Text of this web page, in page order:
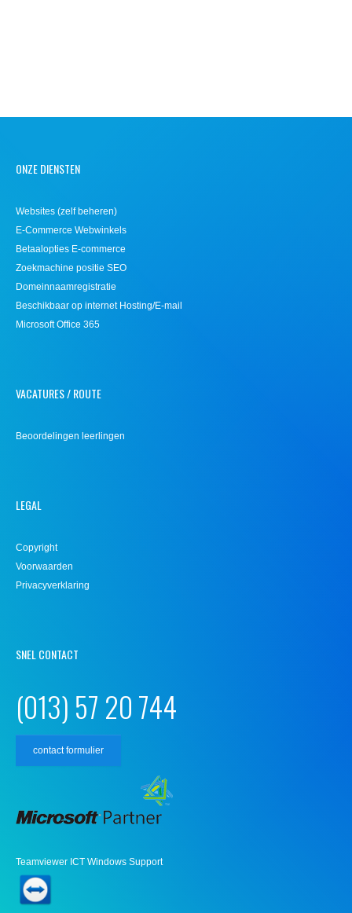
ONZE DIENSTEN
Websites (zelf beheren)
E-Commerce Webwinkels
Betaalopties E-commerce
Zoekmachine positie SEO
Domeinnaamregistratie
Beschikbaar op internet Hosting/E-mail
Microsoft Office 365
VACATURES / ROUTE
Beoordelingen leerlingen
LEGAL
Copyright
Voorwaarden
Privacyverklaring
SNEL CONTACT
(013) 57 20 744
contact formulier
Teamviewer ICT Windows Support